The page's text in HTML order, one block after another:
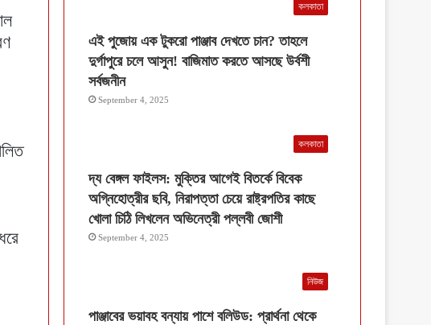
কলকাতা
এই পুজোয় এক টুকরো পাঞ্জাব দেখতে চান? তাহলে
দুর্গাপুরে চলে আসুন! বাজিমাত করতে আসছে উর্বশী
সর্বজনীন
September 4, 2025
কলকাতা
দ্য বেঙ্গল ফাইলস: মুক্তির আগেই বিতর্কে বিবেক
অগ্নিহোত্রীর ছবি, নিরাপত্তা চেয়ে রাষ্ট্রপতির কাছে
খোলা চিঠি লিখলেন অভিনেত্রী পল্লবী জোশী
September 4, 2025
নিউজ
পাঞ্জাবের ভয়াবহ বন্যায় পাশে বলিউড: প্রার্থনা থেকে